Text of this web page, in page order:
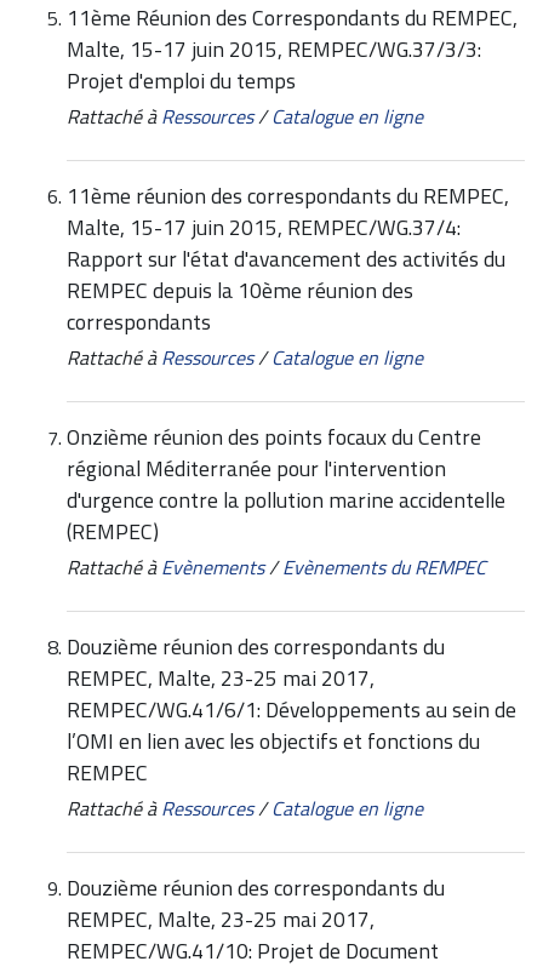
11ème Réunion des Correspondants du REMPEC,
Malte, 15-17 juin 2015, REMPEC/WG.37/3/3:
Projet d'emploi du temps
Rattaché à Ressources/Catalogue en ligne
11ème réunion des correspondants du REMPEC,
Malte, 15-17 juin 2015, REMPEC/WG.37/4:
Rapport sur l'état d'avancement des activités du
REMPEC depuis la 10ème réunion des
correspondants
Rattaché à Ressources/Catalogue en ligne
Onzième réunion des points focaux du Centre
régional Méditerranée pour l'intervention
d'urgence contre la pollution marine accidentelle
(REMPEC)
Rattaché à Evènements/Evènements du REMPEC
Douzième réunion des correspondants du
REMPEC, Malte, 23-25 mai 2017,
REMPEC/WG.41/6/1: Développements au sein de
l’OMI en lien avec les objectifs et fonctions du
REMPEC
Rattaché à Ressources/Catalogue en ligne
Douzième réunion des correspondants du
REMPEC, Malte, 23-25 mai 2017,
REMPEC/WG.41/10: Projet de Document